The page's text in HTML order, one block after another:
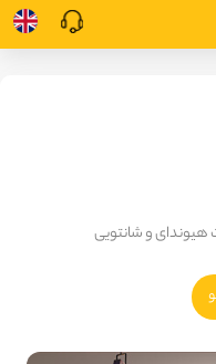
و شانتویی